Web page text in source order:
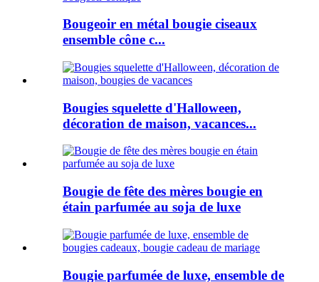
Bougeoir en métal bougie ciseaux
ensemble cône c...
Bougies squelette d'Halloween,
décoration de maison, vacances...
Bougie de fête des mères bougie en
étain parfumée au soja de luxe
Bougie parfumée de luxe, ensemble de